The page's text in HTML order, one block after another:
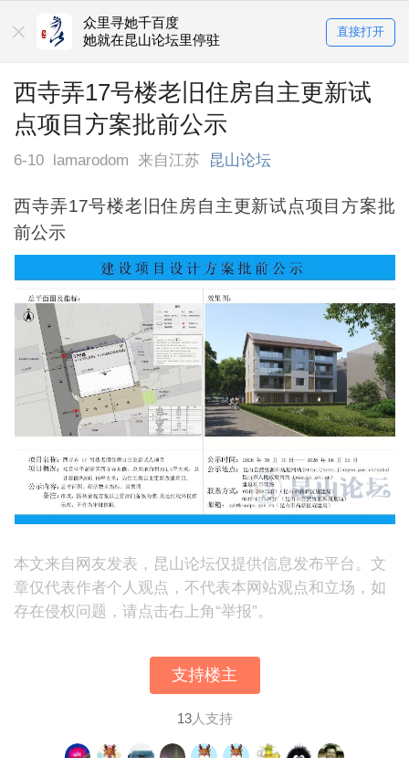
众里寻她千百度
她就在昆山论坛里停驻
直接打开
西寺弄17号楼老旧住房自主更新试
点项目方案批前公示
6-10 lamarodom 来自江苏 昆山论坛
西寺弄17号楼老旧住房自主更新试点项目方案批
前公示
本文来自网友发表，昆山论坛仅提供信息发布平台。文
章仅代表作者个人观点，不代表本网站观点和立场，如
存在侵权问题，请点击右上角“举报”。
支持楼主
13人支持